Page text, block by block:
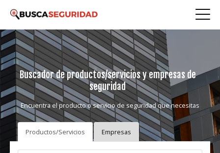
Buscador de productos/servicios y empresas de
seguridad
Encuentra el producto o servicio de seguridad que necesitas
Productos/Servicios Empresas